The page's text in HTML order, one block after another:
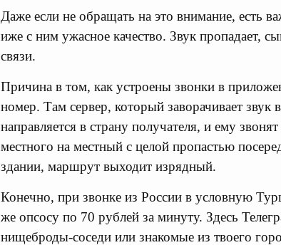
Даже если не обращать на это внимание, есть
иже с ним ужасное качество. Звук пропадает,
связи.
Причина в том, как устроены звонки в
номер. Там сервер, который заворачивает звук
направляется в страну получателя, и ему
местного на местный с целой пропастью
здании, маршрут выходит изрядный.
Конечно, при звонке из России в условную
же опсосу по 70 рублей за минуту. Здесь
нищеброды-соседи или знакомые из твоего